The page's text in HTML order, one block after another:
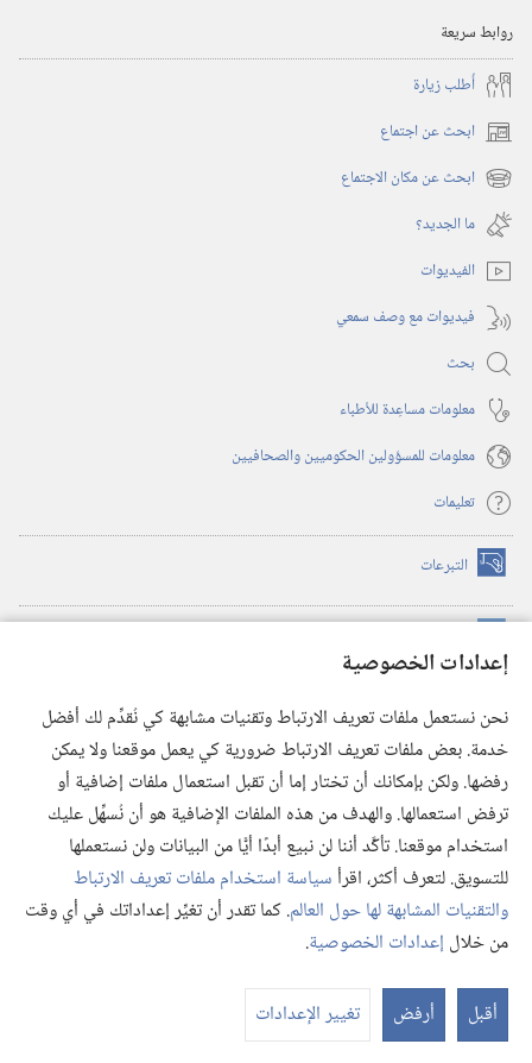
إعدادات الخصوصية
نحن نستعمل ملفات تعريف الارتباط وتقنيات مشابهة كي نُقدِّم لك أفضل
خدمة. بعض ملفات تعريف الارتباط ضرورية كي يعمل موقعنا ولا يمكن
رفضها. ولكن بإمكانك أن تختار إما أن تقبل استعمال ملفات إضافية أو
ترفض استعمالها. والهدف من هذه الملفات الإضافية هو أن نُسهِّل عليك
استخدام موقعنا. تأكَّد أننا لن نبيع أبدًا أيًّا من البيانات ولن نستعملها
للتسويق. لتعرف أكثر، اقرأسياسة استخدام ملفات تعريف الارتباط
والتقنيات المشابهة لها حول العالم. كما تقدر أن تغيِّر إعداداتك في أي وقت
من خلال إعدادات الخصوصية.
أقبل أرفض تغيير الإعدادات
‎٢٠٠٢
روابط سريعة
أُطلب زيارة
ابحث عن اجتماع (يفتح
نافذة ابحث عن مكان الاجتماع (يفتح
نافذة
جديدة)
ما الجديد؟‏
الفيديوات
فيديوات مع وصف سمعي
بحث
معلومات مساعِدة للأطباء
معلومات للمسؤولين الحكوميين والصحافيين
تعليمات
التبرعات (يفتح
نافذة
(يفتح
نافذة
(يفتح
نافذة
جديدة) تطبيق ®
JW Library
مكتبة برج المراقبة
© 2026 .Watch Tower Bible and Tract Society of Pennsylvania
شروط الاستخدام |